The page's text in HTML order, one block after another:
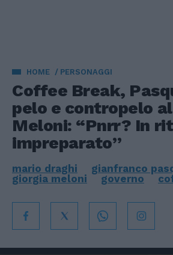
HOME PERSONAGGI
Coffee Break,
pelo e contropelo
Meloni: “Pnrr? In
impreparato”
mario draghi gianfranco
giorgia meloni
governo